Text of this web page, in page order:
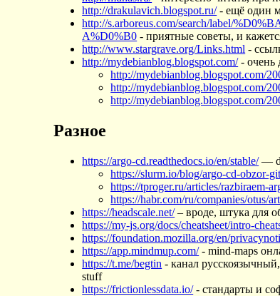
http://drakulavich.blogspot.ru/- ещё один
http://s.arboreus.com/search/label/
A%D0%B0 - приятные советы, и
http://www.stargrave.org/Links.html -
http://mydebianblog.blogspot.com/- очень
http://mydebianblog.blogspot.com/
http://mydebianblog.blogspot.com/
http://mydebianblog.blogspot.com/
Разное
https://argo-cd.readthedocs.io/en/stable/—
https://slurm.io/blog/argo-cd-obzor-
https://tproger.ru/articles/razbiraem-
https://habr.com/ru/companies/otus/
https://headscale.net/– вроде, штука для
https://my-js.org/docs/cheatsheet/intro-
https://foundation.mozilla.org/en/
https://app.mindmup.com/- mind-maps
https://t.me/begtin - канал
stuff
https://frictionlessdata.io/- стандарты и